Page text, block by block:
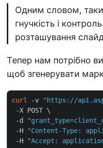
Одним словом,
гнучкість і
розташування
Тепер нам потрібно
щоб згенерувати
curl -v "https://
-X POST \
-d
-H
"Content-Type:
-H
"Accept: